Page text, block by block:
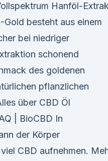
Hanföl-
besteht aus einem
bei niedriger
schonend
des goldenen
pflanzlichen
über CBD Öl
| BioCBD In
der Körper
CBD aufnehmen.